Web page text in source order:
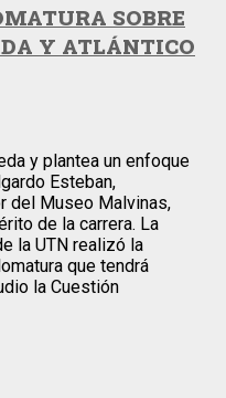
SOBRE
Y ATLÁNTICO
y plantea un enfoque
Esteban,
del Museo Malvinas,
de la carrera. La
la UTN realizó la
que tendrá
la Cuestión